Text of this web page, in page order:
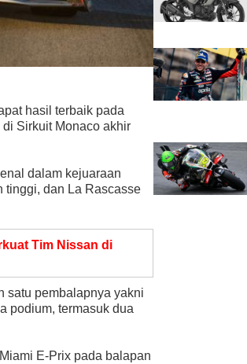
hasil terbaik pada
Sirkuit Monaco akhir
dalam kejuaraan
tinggi, dan La Rascasse
Tim Nissan di
satu pembalapnya yakni
podium, termasuk dua
E-Prix pada balapan